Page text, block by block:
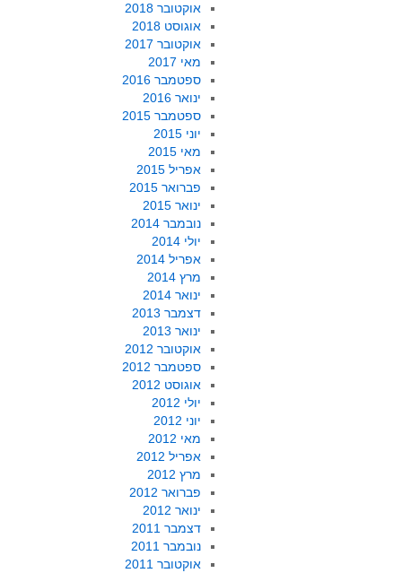
אוקטובר 2018
אוגוסט 2018
אוקטובר 2017
מאי 2017
ספטמבר 2016
ינואר 2016
ספטמבר 2015
יוני 2015
מאי 2015
אפריל 2015
פברואר 2015
ינואר 2015
נובמבר 2014
יולי 2014
אפריל 2014
מרץ 2014
ינואר 2014
דצמבר 2013
ינואר 2013
אוקטובר 2012
ספטמבר 2012
אוגוסט 2012
יולי 2012
יוני 2012
מאי 2012
אפריל 2012
מרץ 2012
פברואר 2012
ינואר 2012
דצמבר 2011
נובמבר 2011
אוקטובר 2011